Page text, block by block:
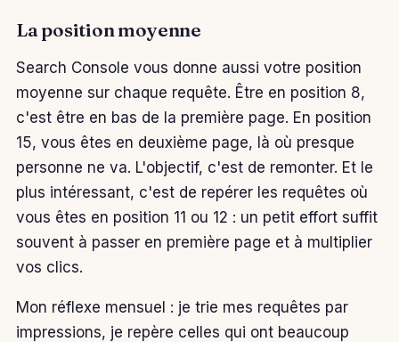
La position moyenne
Search Console vous donne aussi votre position
moyenne sur chaque requête. Être en position 8,
c'est être en bas de la première page. En position
15, vous êtes en deuxième page, là où presque
personne ne va. L'objectif, c'est de remonter. Et le
plus intéressant, c'est de repérer les requêtes où
vous êtes en position 11 ou 12 : un petit effort suffit
souvent à passer en première page et à multiplier
vos clics.
Mon réflexe mensuel : je trie mes requêtes par
impressions, je repère celles qui ont beaucoup